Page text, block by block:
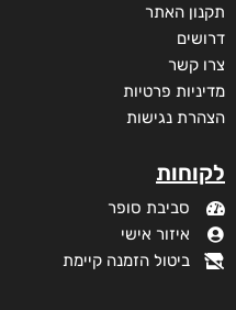
תקנון האתר
דרושים
צרו קשר
מדיניות פרטיות
הצהרת נגישות
לקוחות
סביבת סופר
איזור אישי
ביטול הזמנה קיימת